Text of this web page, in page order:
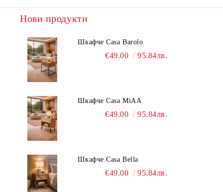
Нови продукти
Шкафче Casa Barolo
€49.00 95.84лв.
Шкафче Casa MiAA
€49.00 95.84лв.
Шкафче Casa Bella
€49.00 95.84лв.